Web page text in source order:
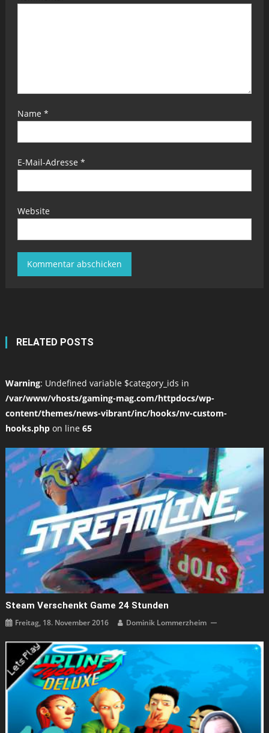
Name *
E-Mail-Adresse *
Website
RELATED POSTS
Warning: Undefined variable $category_ids in
/var/www/vhosts/gaming-mag.com/httpdocs/wp-
content/themes/news-vibrant/inc/hooks/nv-custom-
hooks.phpon line 65
Steam Verschenkt Game 24 Stunden
Freitag, 18. November 2016 Dominik Lommerzheim